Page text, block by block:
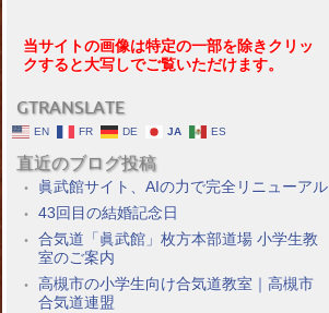
当サイトの画像は特定の一部を除きクリッ
クすると大写しでご覧いただけます。
GTRANSLATE
EN FR DE JA ES
直近のブログ投稿
眞武館サイト、AIの力で完全リニューアル
43回目の結婚記念日
合気道「眞武館」枚方本部道場 小学生教
室のご案内
高槻市の小学生向け合気道教室｜高槻市
合気道連盟